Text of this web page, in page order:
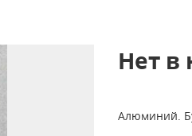
Нет в
Алюминий.